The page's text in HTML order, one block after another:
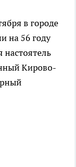
в городе
на 56 году
Кирово-